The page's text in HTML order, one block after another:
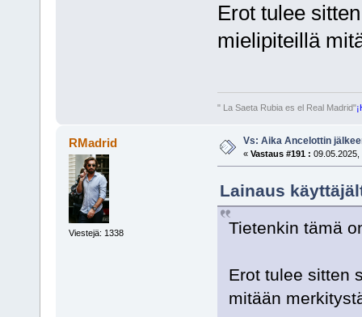
Erot tulee
mielipiteillä
" La Saeta Rubia es el Real Madrid"
RMadrid
Viestejä: 1338
Vs: Aika Ancelottin
« Vastaus #191 : 09.05.2025,
Lainaus
Tietenkin tämä
Erot tulee sitten
mitään